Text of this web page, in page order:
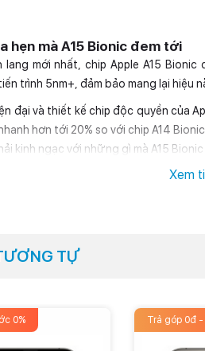
hẹn mà A15 Bionic đem tới
mới nhất, chip Apple A15
trình 5nm+, đảm bảo mang lại hiệu
đại và thiết kế chip độc quyền của
hơn tới 20% so với chip A14
kinh ngạc với những gì mà A15
pin chạm ngưỡng 4.352 mAh.
thời lượng pin dài lâu chưa từng có.
Xem
TỰ
0% Trả góp 0đ